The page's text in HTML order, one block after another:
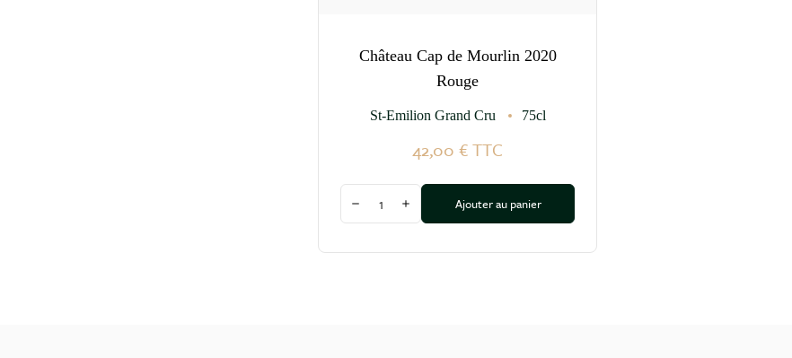
Château Cap de Mourlin 2020
Rouge
St-Emilion Grand Cru 75cl
42,00 €TTC
Diminuer la quantité
Augmenter la quantité
Ajouter au panier